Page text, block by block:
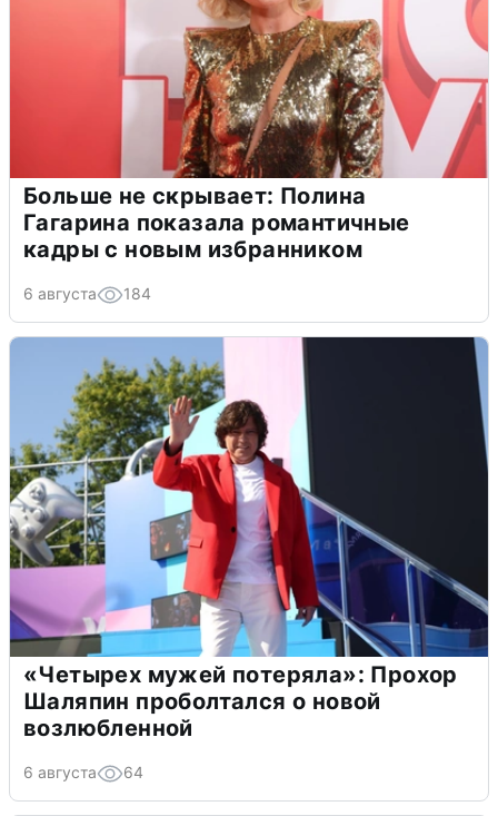
Больше не скрывает: Полина
Гагарина показала романтичные
кадры с новым избранником
6 августа 184
«Четырех мужей потеряла»: Прохор
Шаляпин проболтался о новой
возлюбленной
6 августа 64